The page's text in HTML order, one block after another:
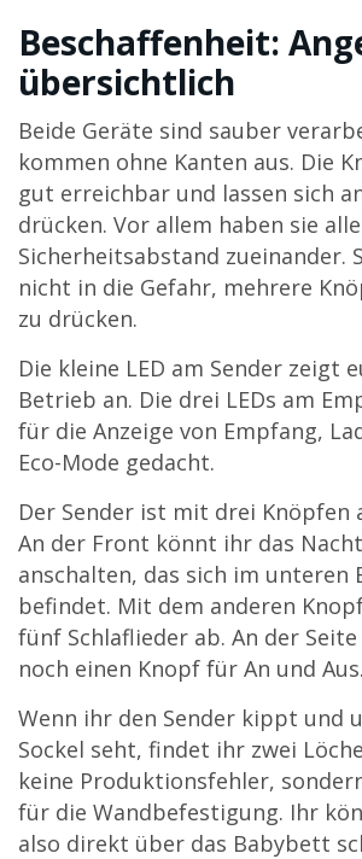
Beschaffenheit:
übersichtlich
Beide Geräte sind sauber
kommen ohne Kanten aus. Die
gut erreichbar und lassen sich
drücken. Vor allem haben sie
Sicherheitsabstand zueinander.
nicht in die Gefahr, mehrere
zu drücken.
Die kleine LED am Sender zeigt
Betrieb an. Die drei LEDs am
für die Anzeige von Empfang,
Eco-Mode gedacht.
Der Sender ist mit drei Knöpfen
An der Front könnt ihr das
anschalten, das sich im unteren
befindet. Mit dem anderen
fünf Schlaflieder ab. An der
noch einen Knopf für An und Aus.
Wenn ihr den Sender kippt und
Sockel seht, findet ihr zwei
keine Produktionsfehler,
für die Wandbefestigung. Ihr
also direkt über das Babybett